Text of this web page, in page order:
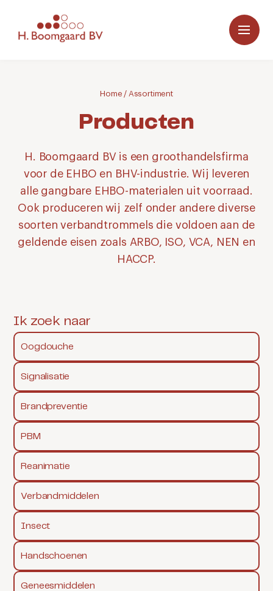
Home / Assortiment
Producten
H. Boomgaard BV is een groothandelsfirma
voor de EHBO en BHV-industrie. Wij leveren
alle gangbare EHBO-materialen uit voorraad.
Ook produceren wij zelf onder andere diverse
soorten verbandtrommels die voldoen aan de
geldende eisen zoals ARBO, ISO, VCA, NEN en
HACCP.
Ik zoek naar
Oogdouche
Signalisatie
Brandpreventie
PBM
Reanimatie
Verbandmiddelen
Insect
Handschoenen
Geneesmiddelen